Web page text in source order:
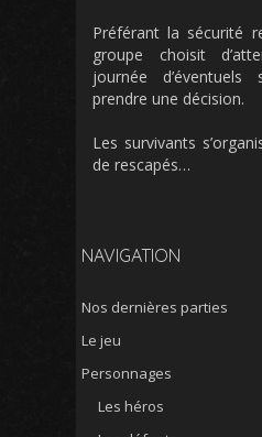
Préférant la sécurité
groupe choisit
journée
prendre une décision.
Les survivants
de rescapés…
NAVIGATION
Nos dernières parties
Le jeu
Personnages
Les héros